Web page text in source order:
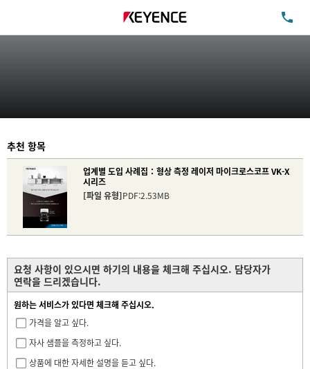
추천 항목
업계별 도입 사례집：형상 측정 레이저 마이크로스코프 VK-X
시리즈
[파일 유형]PDF:2.53MB
요청 사항이 있으시면 하기의 내용을 체크해 주십시오. 담당자가
연락을 드리겠습니다.
원하는 서비스가 있다면 체크해 주십시오.
가격을 알고 싶다.
자사 샘플을 측정하고 싶다.
상품에 대한 자세한 설명을 듣고 싶다.